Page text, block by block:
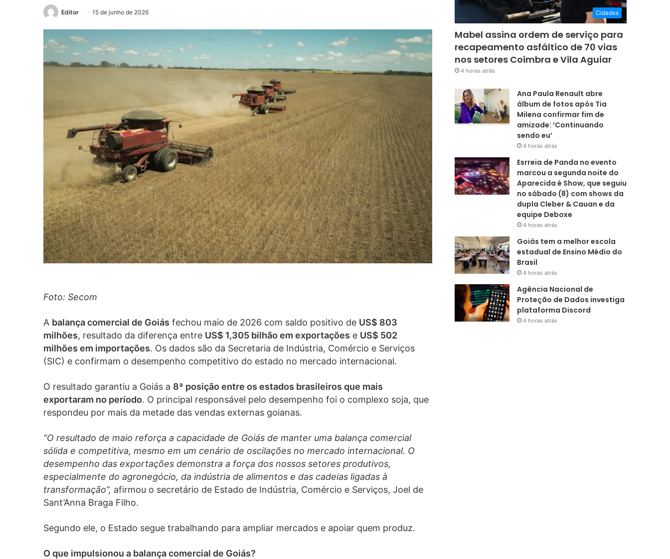
Editor 15 de junho de 2026
Foto: Secom
A balança comercial de Goiás fechou maio de 2026 com saldo positivo de US$ 803
milhões, resultado da diferença entre US$ 1,305 bilhão em exportações e US$ 502
milhões em importações. Os dados são da Secretaria de Indústria, Comércio e Serviços
(SIC) e confirmam o desempenho competitivo do estado no mercado internacional.
O resultado garantiu a Goiás a 8ª posição entre os estados brasileiros que mais
exportaram no período. O principal responsável pelo desempenho foi o complexo soja, que
respondeu por mais da metade das vendas externas goianas.
“O resultado de maio reforça a capacidade de Goiás de manter uma balança comercial
sólida e competitiva, mesmo em um cenário de oscilações no mercado internacional. O
desempenho das exportações demonstra a força dos nossos setores produtivos,
especialmente do agronegócio, da indústria de alimentos e das cadeias ligadas à
transformação”, afirmou o secretário de Estado de Indústria, Comércio e Serviços, Joel de
Sant’Anna Braga Filho.
Segundo ele, o Estado segue trabalhando para ampliar mercados e apoiar quem produz.
O que impulsionou a balança comercial de Goiás?
Cidades
Mabel assina ordem de serviço para
recapeamento asfáltico de 70 vias
nos setores Coimbra e Vila Aguiar
4 horas atrás
Ana Paula Renault abre
álbum de fotos após Tia
Milena confirmar fim de
amizade: ‘Continuando
sendo eu’
4 horas atrás
Esrreia de Panda no evento
marcou a segunda noite do
Aparecida é Show, que seguiu
no sábado (8) com shows da
dupla Cleber & Cauan e da
equipe Deboxe
4 horas atrás
Goiás tem a melhor escola
estadual de Ensino Médio do
Brasil
4 horas atrás
Agência Nacional de
Proteção de Dados investiga
plataforma Discord
4 horas atrás